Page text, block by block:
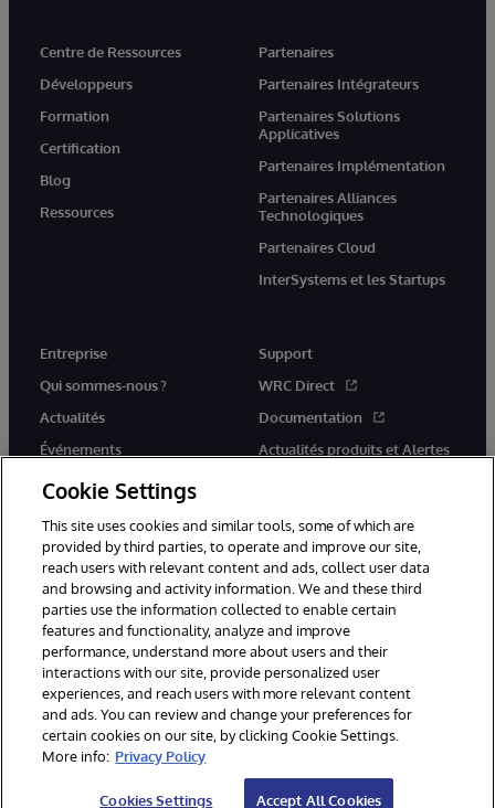
Centre de Ressources
Développeurs
Formation
Certification
Blog
Ressources
Partenaires
Partenaires Intégrateurs
Partenaires Solutions
Applicatives
Partenaires Implémentation
Partenaires Alliances
Technologiques
Partenaires Cloud
InterSystems et les Startups
Entreprise
Qui sommes-nous ?
Actualités
Événements
Rejoignez-nous
Support
WRC Direct
Documentation
Actualités produits et Alertes
© 1996-2026 InterSystems Corporation, Cambridge, MA. Tous droits
réservés.
Mentions légales
Déclaration de confidentialité d'InterSystems Corporation
Garantie
Accessibilité
Cookie Settings
This site uses cookies and similar tools, some of which are
provided by third parties, to operate and improve our site,
reach users with relevant content and ads, collect user data
and browsing and activity information. We and these third
parties use the information collected to enable certain
features and functionality, analyze and improve
performance, understand more about users and their
interactions with our site, provide personalized user
experiences, and reach users with more relevant content
and ads. You can review and change your preferences for
certain cookies on our site, by clicking Cookie Settings.
More info: Privacy Policy
Cookies Settings Accept All Cookies